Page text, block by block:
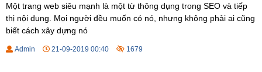
Một trang web siêu mạnh là một từ thông dụng trong SEO và tiếp
thị nội dung. Mọi người đều muốn có nó, nhưng không phải ai cũng
biết cách xây dựng nó
Admin 21-09-2019 00:40 1679